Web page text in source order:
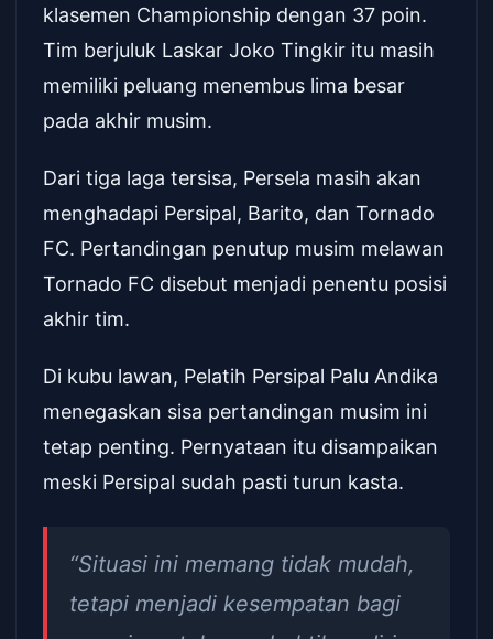
klasemen Championship dengan 37 poin.
Tim berjuluk Laskar Joko Tingkir itu masih
memiliki peluang menembus lima besar
pada akhir musim.
Dari tiga laga tersisa, Persela masih akan
menghadapi Persipal, Barito, dan Tornado
FC. Pertandingan penutup musim melawan
Tornado FC disebut menjadi penentu posisi
akhir tim.
Di kubu lawan, Pelatih Persipal Palu Andika
menegaskan sisa pertandingan musim ini
tetap penting. Pernyataan itu disampaikan
meski Persipal sudah pasti turun kasta.
“Situasi ini memang tidak mudah,
tetapi menjadi kesempatan bagi